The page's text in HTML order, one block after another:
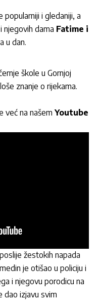
popularniji i gledaniji, a
i njegovih dama Fatime i
u dan.
škole u Gornjoj
znanje o rijekama.
već na našem Youtube
žestokih napada
je otišao u policiju i
i njegovu porodicu na
dao izjavu svim